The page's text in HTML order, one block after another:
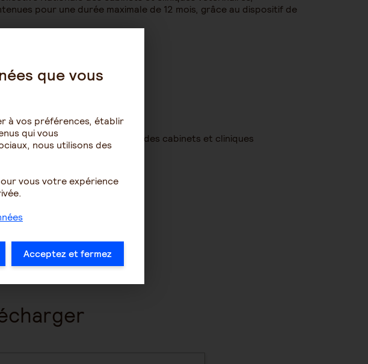
pour une durée maximale de 12 mois, grâce au dispositif de
négociées par la branche des cabinets et cliniques
que vous
à vos préférences, établir
qui vous
nous utilisons des
vous votre expérience
Acceptez et fermez